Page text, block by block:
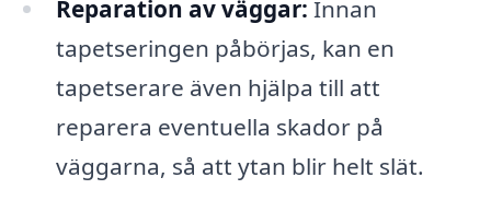
Reparation av väggar: Innan
tapetseringen påbörjas, kan en
tapetserare även hjälpa till att
reparera eventuella skador på
väggarna, så att ytan blir helt slät.